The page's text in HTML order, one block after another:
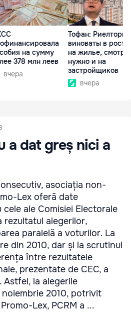
на сумму
378 млн леев
вчера
Тофан: Риелторы
виноваты в росте
на жилье,
нужно и на
застройщиков
вчера
a dat greș nici a
asociația non-
Lex oferă date
ale Comisiei Electorale
rezultatul alegerilor,
paralelă a voturilor. La
din 2010, dar și la scrutinul
între rezultatele
prezentate de CEC, a
Astfel, la alegerile
2010, potrivit
Lex, PCRM a ...